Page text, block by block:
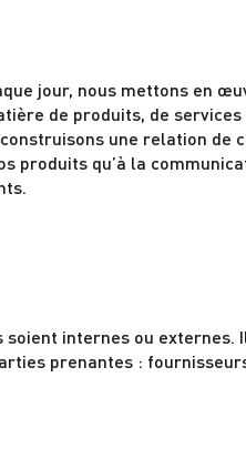
jour, nous mettons en
de produits, de services
une relation de
produits qu’à la
internes ou externes.
prenantes :